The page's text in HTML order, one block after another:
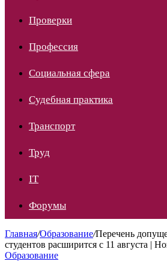
Проверки
Профессия
Социальная сфера
Судебная практика
Транспорт
Труд
IT
Форумы
Главная/Образование/Перечень
студентов расширится с 11 августа |
Образование